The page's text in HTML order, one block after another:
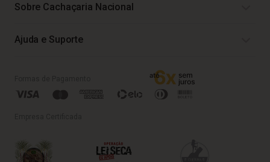
Sobre Cachaçaria Nacional
Ajuda e Suporte